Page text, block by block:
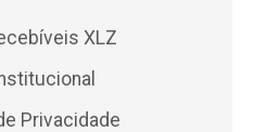
XLZ
Privacidade